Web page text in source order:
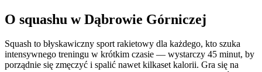
O squashu w Dąbrowie Górniczej
Squash to błyskawiczny sport rakietowy dla każdego, kto szuka
intensywnego treningu w krótkim czasie — wystarczy 45 minut, by
porządnie się zmęczyć i spalić nawet kilkaset kalorii. Gra się na